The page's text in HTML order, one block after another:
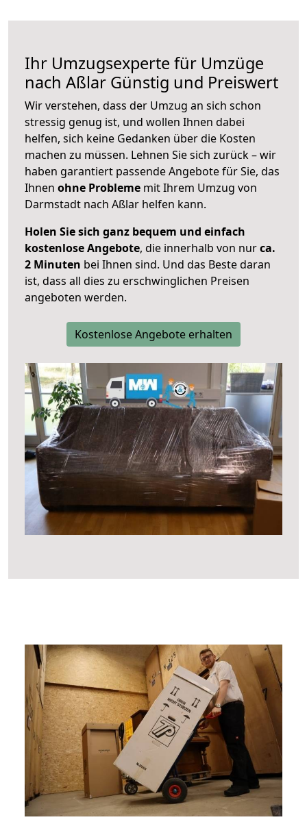
Ihr Umzugsexperte für Umzüge
nach Aßlar Günstig und Preiswert
Wir verstehen, dass der Umzug an sich schon
stressig genug ist, und wollen Ihnen dabei
helfen, sich keine Gedanken über die Kosten
machen zu müssen. Lehnen Sie sich zurück – wir
haben garantiert passende Angebote für Sie, das
Ihnen ohne Probleme mit Ihrem Umzug von
Darmstadt nach Aßlar helfen kann.
Holen Sie sich ganz bequem und einfach
kostenlose Angebote, die innerhalb von nurca.
2 Minuten bei Ihnen sind. Und das Beste daran
ist, dass all dies zu erschwinglichen Preisen
angeboten werden.
Kostenlose Angebote erhalten